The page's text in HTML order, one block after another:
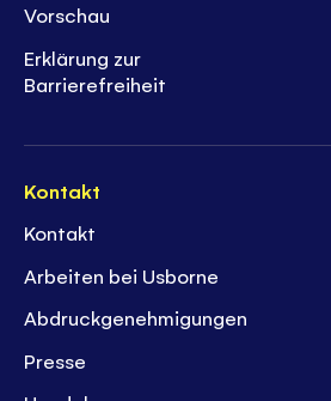
Vorschau
Erklärung zur
Barrierefreiheit
Kontakt
Kontakt
Arbeiten bei Usborne
Abdruckgenehmigungen
Presse